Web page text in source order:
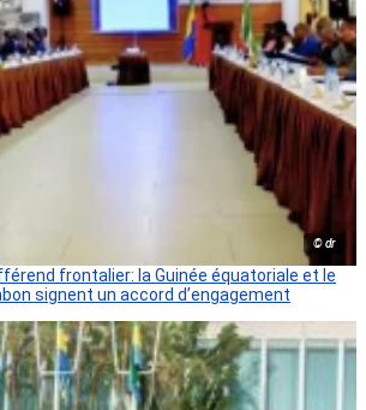
© dr
frontalier: la Guinée équatoriale et le
signent un accord d’engagement